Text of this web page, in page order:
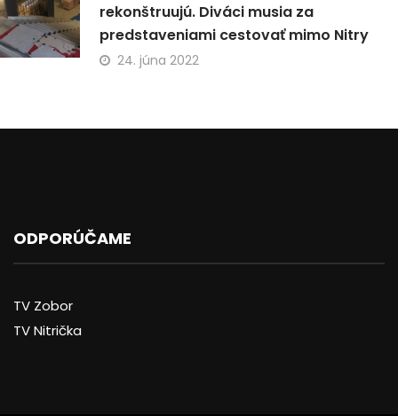
rekonštruujú. Diváci musia za
predstaveniami cestovať mimo Nitry
24. júna 2022
ODPORÚČAME
TV Zobor
TV Nitrička